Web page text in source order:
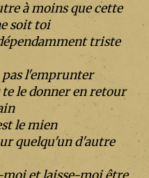
à moins que cette
soit toi
triste
pas l'emprunter
le donner en retour
le mien
quelqu'un d'autre